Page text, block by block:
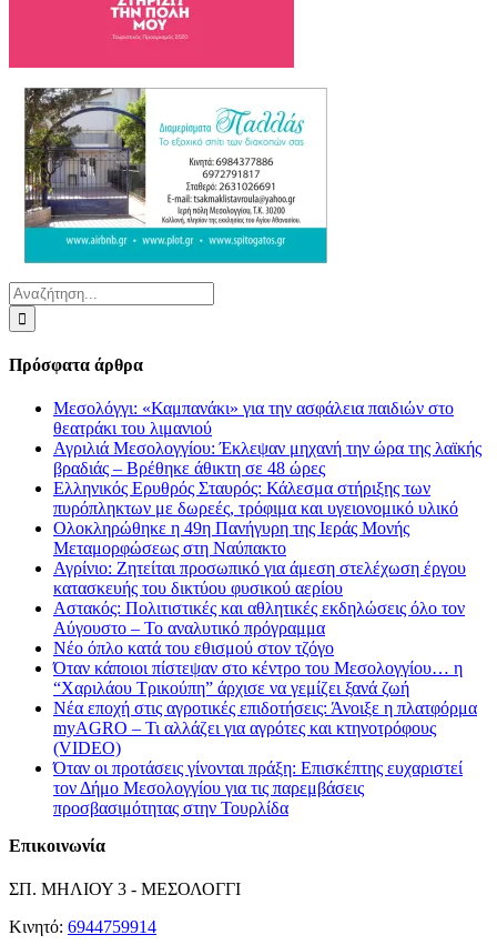
Αναζήτηση
για:
Πρόσφατα άρθρα
Μεσολόγγι: «Καμπανάκι» για την ασφάλεια παιδιών στο
θεατράκι του λιμανιού
Αγριλιά Μεσολογγίου: Έκλεψαν μηχανή την ώρα της λαϊκής
βραδιάς – Βρέθηκε άθικτη σε 48 ώρες
Ελληνικός Ερυθρός Σταυρός: Κάλεσμα στήριξης των
πυρόπληκτων με δωρεές, τρόφιμα και υγειονομικό υλικό
Ολοκληρώθηκε η 49η Πανήγυρη της Ιεράς Μονής
Μεταμορφώσεως στη Ναύπακτο
Αγρίνιο: Ζητείται προσωπικό για άμεση στελέχωση έργου
κατασκευής του δικτύου φυσικού αερίου
Αστακός: Πολιτιστικές και αθλητικές εκδηλώσεις όλο τον
Αύγουστο – Το αναλυτικό πρόγραμμα
Νέο όπλο κατά του εθισμού στον τζόγο
Όταν κάποιοι πίστεψαν στο κέντρο του Μεσολογγίου… η
“Χαριλάου Τρικούπη” άρχισε να γεμίζει ξανά ζωή
Νέα εποχή στις αγροτικές επιδοτήσεις: Άνοιξε η πλατφόρμα
myAGRO – Τι αλλάζει για αγρότες και κτηνοτρόφους
(VIDEO)
Όταν οι προτάσεις γίνονται πράξη: Επισκέπτης ευχαριστεί
τον Δήμο Μεσολογγίου για τις παρεμβάσεις
προσβασιμότητας στην Τουρλίδα
Επικοινωνία
ΣΠ. ΜΗΛΙΟΥ 3 - ΜΕΣΟΛΟΓΓΙ
Κινητό: 6944759914